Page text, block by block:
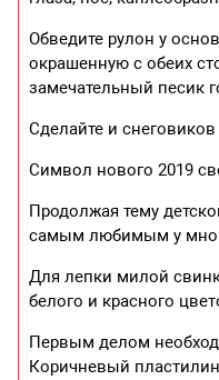
Обведите рулон у
окрашенную с обеих
замечательный песик
Сделайте и
Символ нового 2019
Продолжая тему
самым любимым у
Для лепки милой
белого и красного
Первым делом
Коричневый